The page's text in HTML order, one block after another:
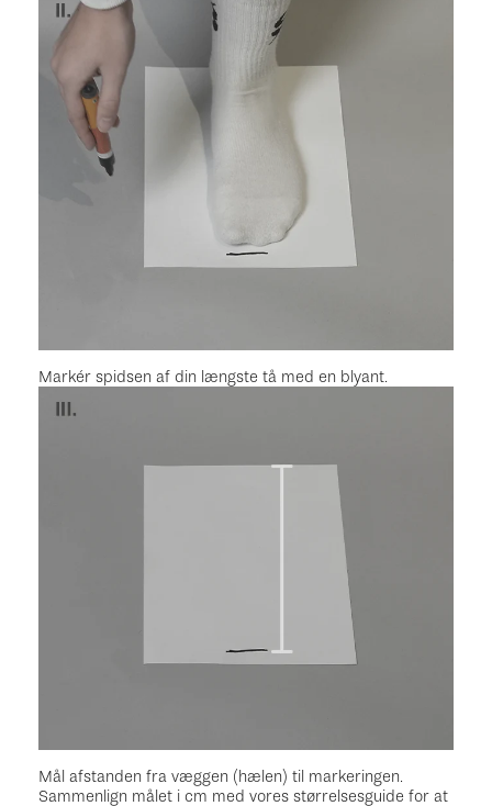
Markér spidsen af din længste tå med en blyant.
Mål afstanden fra væggen (hælen) til markeringen.
Sammenlign målet i cm med vores størrelsesguide for at